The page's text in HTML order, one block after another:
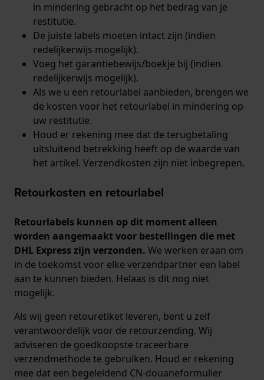
in mindering gebracht op het bedrag van je
restitutie.
De juiste labels moeten intact zijn (indien
redelijkerwijs mogelijk).
Voeg het garantiebewijs/boekje bij (indien
redelijkerwijs mogelijk).
Als we u een retourlabel aanbieden, brengen we
de kosten voor het retourlabel in mindering op
uw restitutie.
Houd er rekening mee dat de terugbetaling
uitsluitend betrekking heeft op de waarde van
het artikel. Verzendkosten zijn niet inbegrepen.
Retourkosten en retourlabel
Retourlabels kunnen op dit moment alleen
worden aangemaakt voor bestellingen die met
DHL Express zijn verzonden. We werken eraan om
in de toekomst voor elke verzendpartner een label
aan te kunnen bieden. Helaas is dit nog niet
mogelijk.
Als wij geen retouretiket leveren, bent u zelf
verantwoordelijk voor de retourzending. Wij
adviseren de goedkoopste traceerbare
verzendmethode te gebruiken. Houd er rekening
mee dat een begeleidend CN-douaneformulier